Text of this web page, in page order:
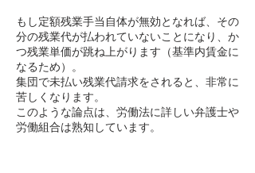
もし定額残業手当自体が無効となれば、その
分の残業代が払われていないことになり、か
つ残業単価が跳ね上がります（基準内賃金に
なるため）。
集団で未払い残業代請求をされると、非常に
苦しくなります。
このような論点は、労働法に詳しい弁護士や
労働組合は熟知しています。